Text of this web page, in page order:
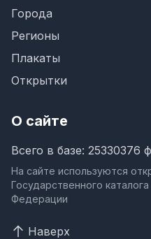
Города
Регионы
Плакаты
Открытки
О сайте
Всего в базе: 25330376
На сайте используются
Государственного
Федерации
Наверх